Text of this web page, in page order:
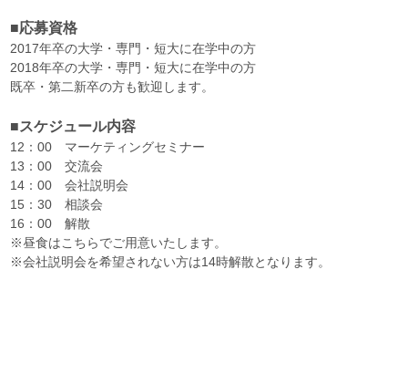
■応募資格
2017年卒の大学・専門・短大に在学中の方
2018年卒の大学・専門・短大に在学中の方
既卒・第二新卒の方も歓迎します。
■スケジュール内容
12：00 マーケティングセミナー
13：00 交流会
14：00 会社説明会
15：30 相談会
16：00 解散
※昼食はこちらでご用意いたします。
※会社説明会を希望されない方は14時解散となります。